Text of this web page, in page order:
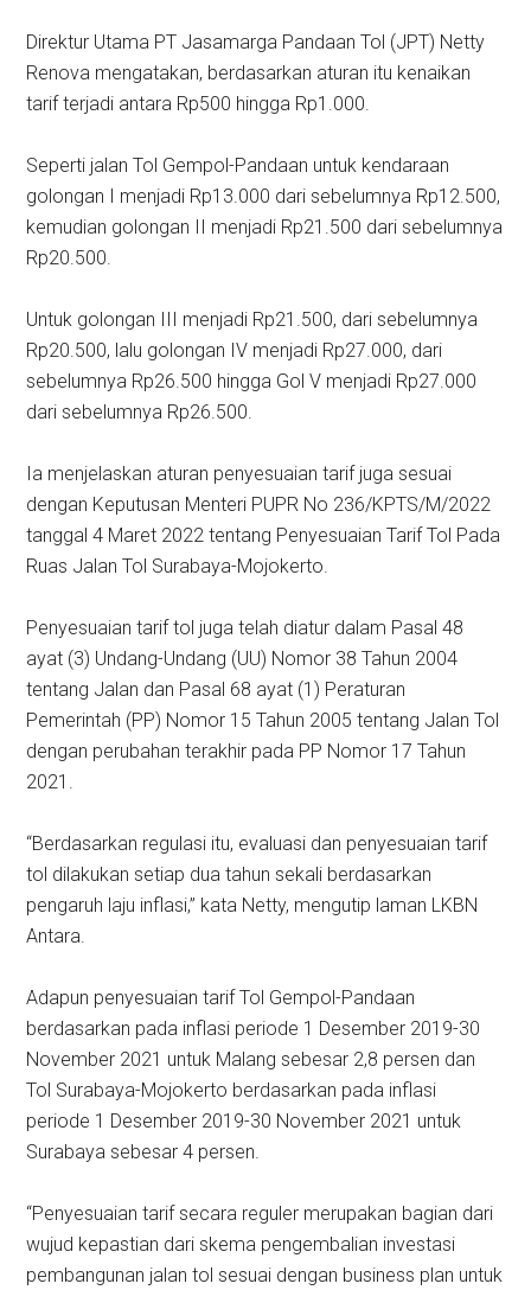
Direktur Utama PT Jasamarga Pandaan Tol (JPT) Netty
Renova mengatakan, berdasarkan aturan itu kenaikan
tarif terjadi antara Rp500 hingga Rp1.000.
Seperti jalan Tol Gempol-Pandaan untuk kendaraan
golongan I menjadi Rp13.000 dari sebelumnya Rp12.500,
kemudian golongan II menjadi Rp21.500 dari sebelumnya
Rp20.500.
Untuk golongan III menjadi Rp21.500, dari sebelumnya
Rp20.500, lalu golongan IV menjadi Rp27.000, dari
sebelumnya Rp26.500 hingga Gol V menjadi Rp27.000
dari sebelumnya Rp26.500.
Ia menjelaskan aturan penyesuaian tarif juga sesuai
dengan Keputusan Menteri PUPR No 236/KPTS/M/2022
tanggal 4 Maret 2022 tentang Penyesuaian Tarif Tol Pada
Ruas Jalan Tol Surabaya-Mojokerto.
Penyesuaian tarif tol juga telah diatur dalam Pasal 48
ayat (3) Undang-Undang (UU) Nomor 38 Tahun 2004
tentang Jalan dan Pasal 68 ayat (1) Peraturan
Pemerintah (PP) Nomor 15 Tahun 2005 tentang Jalan Tol
dengan perubahan terakhir pada PP Nomor 17 Tahun
2021.
“Berdasarkan regulasi itu, evaluasi dan penyesuaian tarif
tol dilakukan setiap dua tahun sekali berdasarkan
pengaruh laju inflasi,” kata Netty, mengutip laman LKBN
Antara.
Adapun penyesuaian tarif Tol Gempol-Pandaan
berdasarkan pada inflasi periode 1 Desember 2019-30
November 2021 untuk Malang sebesar 2,8 persen dan
Tol Surabaya-Mojokerto berdasarkan pada inflasi
periode 1 Desember 2019-30 November 2021 untuk
Surabaya sebesar 4 persen.
“Penyesuaian tarif secara reguler merupakan bagian dari
wujud kepastian dari skema pengembalian investasi
pembangunan jalan tol sesuai dengan business plan untuk